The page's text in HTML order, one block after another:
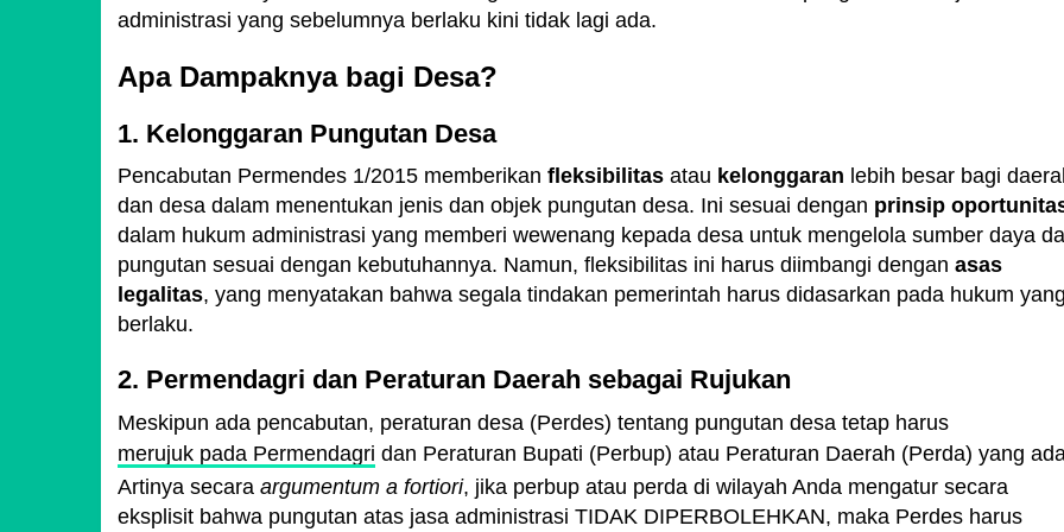
administrasi yang sebelumnya berlaku kini tidak lagi ada.
Apa Dampaknya bagi Desa?
1. Kelonggaran Pungutan Desa
Pencabutan Permendes 1/2015 memberikan fleksibilitas atau kelonggaran lebih besar bagi
dan desa dalam menentukan jenis dan objek pungutan desa. Ini sesuai dengan prinsip
dalam hukum administrasi yang memberi wewenang kepada desa untuk mengelola sumber daya
pungutan sesuai dengan kebutuhannya. Namun, fleksibilitas ini harus diimbangi dengan asas
legalitas, yang menyatakan bahwa segala tindakan pemerintah harus didasarkan pada hukum yang
berlaku.
2. Permendagri dan Peraturan Daerah sebagai Rujukan
Meskipun ada pencabutan, peraturan desa (Perdes) tentang pungutan desa tetap harus
merujuk pada Permendagri dan Peraturan Bupati (Perbup) atau Peraturan Daerah (Perda) yang
Artinya secara argumentum a fortiori, jika perbup atau perda di wilayah Anda mengatur secara
eksplisit bahwa pungutan atas jasa administrasi TIDAK DIPERBOLEHKAN, maka Perdes harus